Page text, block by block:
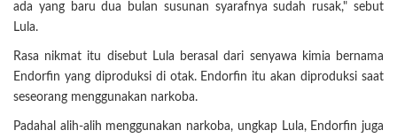
ada yang baru dua bulan susunan syarafnya sudah rusak," sebut
Lula.
Rasa nikmat itu disebut Lula berasal dari senyawa kimia bernama
Endorfin yang diproduksi di otak. Endorfin itu akan diproduksi saat
seseorang menggunakan narkoba.
Padahal alih-alih menggunakan narkoba, ungkap Lula, Endorfin juga